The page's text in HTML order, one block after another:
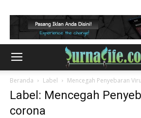
Beranda Label Mencegah Penyebaran
Label: Mencegah
corona